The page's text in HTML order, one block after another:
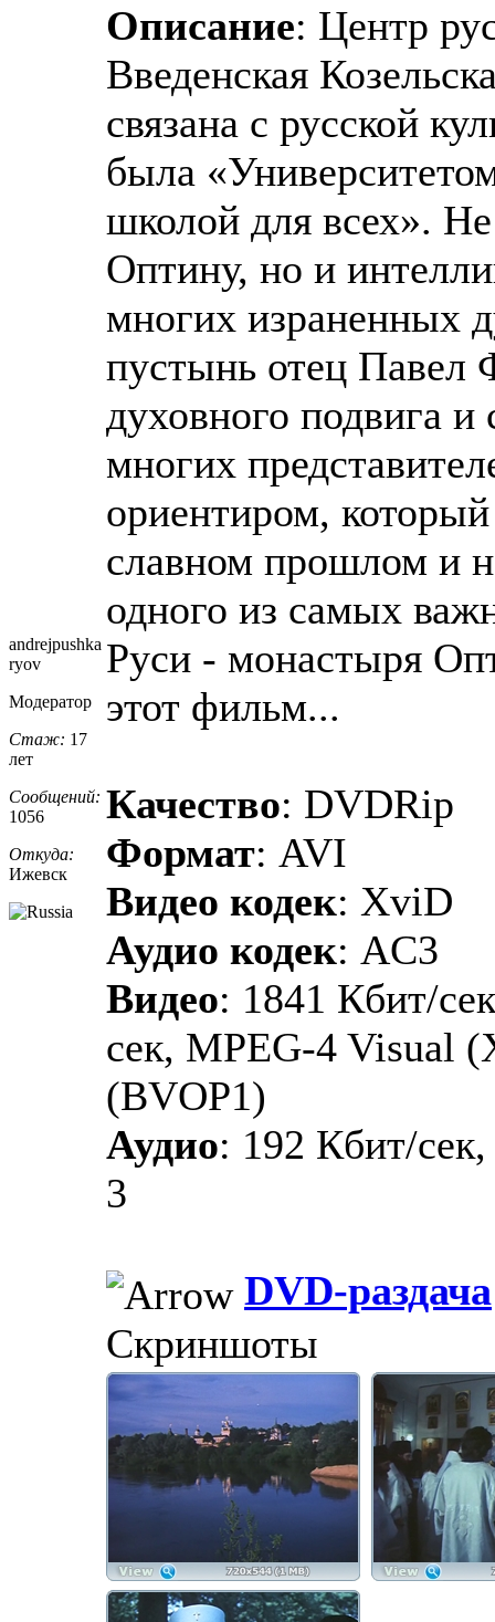
andrejpushka
ryov
Модератор
Стаж: 17
лет
Сообщений:
1056
Откуда:
Ижевск
Описание: Центр
Введенская
связана с русской
была
школой для всех».
Оптину, но и
многих израненных
пустынь отец Павел
духовного подвига
многих
ориентиром,
славном прошлом и
одного из самых
Руси - монастыря
этот фильм...
Качество: DVDRip
Формат: AVI
Видео кодек: XviD
Аудио кодек: AC3
Видео: 1841 Кбит/
сек, MPEG-4 Visual
(BVOP1)
Аудио: 192 Кбит/
3
DVD-раздача
Скриншоты